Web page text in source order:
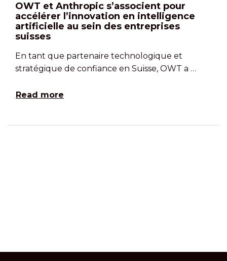
OWT et Anthropic s’associent pour
accélérer l’innovation en intelligence
artificielle au sein des entreprises
suisses
En tant que partenaire technologique et
stratégique de confiance en Suisse, OWT a …
Read more